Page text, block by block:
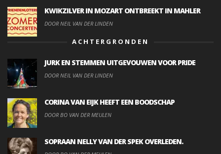
KWIKZILVER IN MOZART ONTBREEKT IN MAHLER
DOOR NEIL VAN DER LINDEN
ACHTERGRONDEN
JURK EN STEMMEN UITGEVOUWEN VOOR PRIDE
DOOR NEIL VAN DER LINDEN
CORINA VAN EIJK HEEFT EEN BOODSCHAP
DOOR BO VAN DER MEULEN
SOPRAAN NELLY VAN DER SPEK OVERLEDEN.